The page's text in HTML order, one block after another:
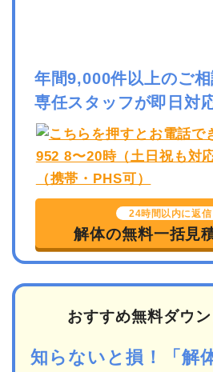
年間9,000件以上のご
専任スタッフが即日対
24時間以内に返信
解体の無料一括見
おすすめ無料ダウ
知らないと損！「解